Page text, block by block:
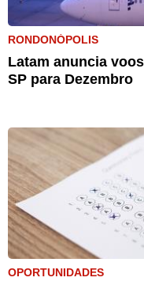
RONDONÓPOLIS
Latam anuncia
SP para Dezembro
OPORTUNIDADES